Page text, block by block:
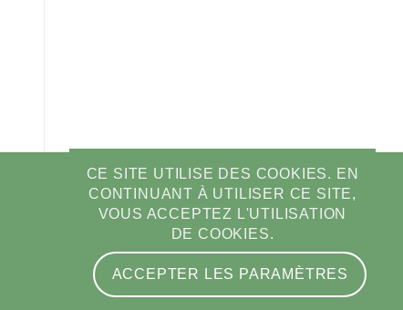
CE SITE UTILISE DES COOKIES. EN
CONTINUANT À UTILISER CE SITE,
VOUS ACCEPTEZ L'UTILISATION
DE COOKIES.
ACCEPTER LES PARAMÈTRES